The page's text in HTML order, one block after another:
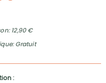
12,90 €
Gratuit
: